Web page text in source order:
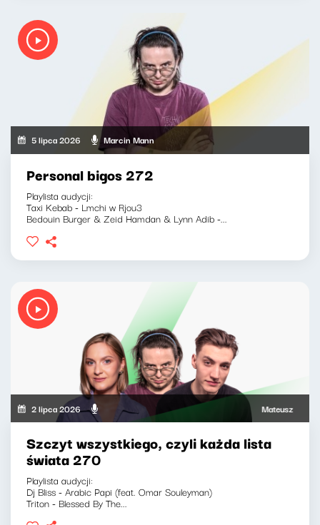
5 lipca 2026 Marcin Mann
Personal bigos 272
Playlista audycji:
Taxi Kebab - Lmchi w Rjou3
Bedouin Burger & Zeid Hamdan & Lynn Adib -...
2 lipca 2026 Mateusz
Szczyt wszystkiego, czyli każda lista
świata 270
Playlista audycji:
Dj Bliss - Arabic Papi (feat. Omar Souleyman)
Triton - Blessed By The...